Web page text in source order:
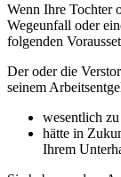
Wenn Ihre Tochter
Wegeunfall oder
folgenden
Der oder die
seinem
wesentlich
hätte in
Ihrem